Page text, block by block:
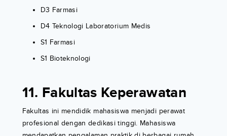
D3 Farmasi
D4 Teknologi Laboratorium Medis
S1 Farmasi
S1 Bioteknologi
11. Fakultas Keperawatan
Fakultas ini mendidik mahasiswa menjadi perawat
profesional dengan dedikasi tinggi. Mahasiswa